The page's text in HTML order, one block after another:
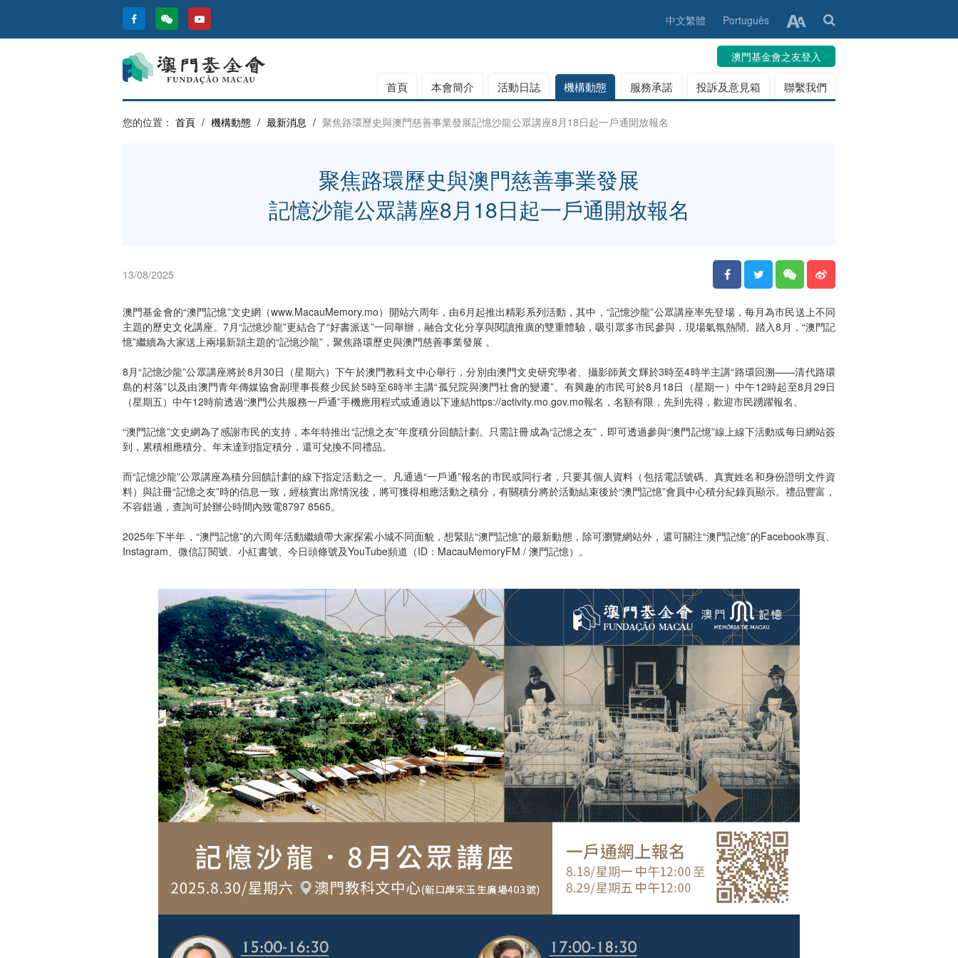
中文繁體 Português
澳門基金會之友登入
首頁 本會簡介 活動日誌 機構動態 服務承諾 投訴及意見箱 聯繫我們
您的位置： 首頁 / 機構動態 / 最新消息 / 聚焦路環歷史與澳門慈善事業發展記憶沙龍公眾講座8月18日起一戶通開放報名
聚焦路環歷史與澳門慈善事業發展
記憶沙龍公眾講座8月18日起一戶通開放報名
13/08/2025
澳門基金會的“澳門記憶”文史網（www.MacauMemory.mo）開站六周年，由6月起推出精彩系列活動，其中，“記憶沙龍”公眾講座率先登場，每月為市民送上不同
主題的歷史文化講座。7月“記憶沙龍”更結合了“好書派送”一同舉辦，融合文化分享與閱讀推廣的雙重體驗，吸引眾多市民參與，現場氣氛熱鬧。踏入8月，“澳門記
憶”繼續為大家送上兩場新頴主題的“記憶沙龍”，聚焦路環歷史與澳門慈善事業發展 。
8月“記憶沙龍”公眾講座將於8月30日（星期六）下午於澳門教科文中心舉行，分別由澳門文史研究學者、攝影師黃文輝於3時至4時半主講“路環回溯——清代路環
島的村落”以及由澳門青年傳媒協會副理事長蔡少民於5時至6時半主講“孤兒院與澳門社會的變遷”。有興趣的市民可於8月18日（星期一）中午12時起至8月29日
（星期五）中午12時前透過“澳門公共服務一戶通”手機應用程式或通過以下連結https://activity.mo.gov.mo報名，名額有限，先到先得，歡迎市民踴躍報名。
“澳門記憶”文史網為了感謝市民的支持，本年特推出“記憶之友”年度積分回饋計劃。只需註冊成為“記憶之友”，即可透過參與“澳門記憶”線上線下活動或每日網站簽
到，累積相應積分。年末達到指定積分，還可兌換不同禮品。
而“記憶沙龍”公眾講座為積分回饋計劃的線下指定活動之一。凡通過“一戶通”報名的市民或同行者，只要其個人資料（包括電話號碼、真實姓名和身份證明文件資
料）與註冊“記憶之友”時的信息一致，經核實出席情況後，將可獲得相應活動之積分，有關積分將於活動結束後於“澳門記憶”會員中心積分紀錄頁顯示。禮品豐富，
不容錯過，查詢可於辦公時間內致電8797 8565。
2025年下半年，“澳門記憶”的六周年活動繼續帶大家探索小城不同面貌，想緊貼“澳門記憶”的最新動態，除可瀏覽網站外，還可關注“澳門記憶”的Facebook專頁、
Instagram、微信訂閱號、小紅書號、今日頭條號及YouTube頻道（ID：MacauMemoryFM / 澳門記憶）。